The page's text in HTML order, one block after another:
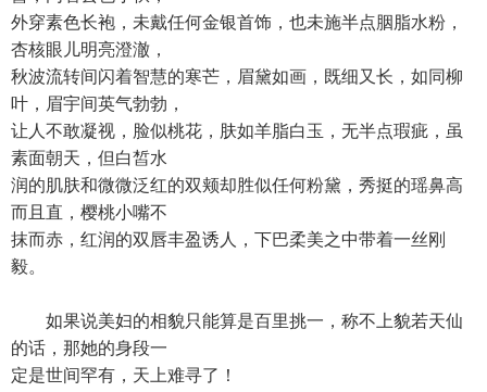
外穿素色长袍，未戴任何金银首饰，也未施半点胭脂水粉，
杏核眼儿明亮澄澈，
秋波流转间闪着智慧的寒芒，眉黛如画，既细又长，如同柳
叶，眉宇间英气勃勃，
让人不敢凝视，脸似桃花，肤如羊脂白玉，无半点瑕疵，虽
素面朝天，但白皙水
润的肌肤和微微泛红的双颊却胜似任何粉黛，秀挺的瑶鼻高
而且直，樱桃小嘴不
抹而赤，红润的双唇丰盈诱人，下巴柔美之中带着一丝刚
毅。
如果说美妇的相貌只能算是百里挑一，称不上貌若天仙
的话，那她的身段一
定是世间罕有，天上难寻了！